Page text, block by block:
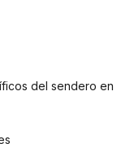
del sendero en